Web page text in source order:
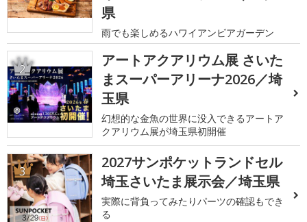
県
雨でも楽しめるハワイアンビアガーデン
2
アートアクアリウム展 さいた
まスーパーアリーナ2026／埼
玉県
幻想的な金魚の世界に没入できるアートア
クアリウム展が埼玉県初開催
3
2027サンポケットランドセル
埼玉さいたま展示会／埼玉県
実際に背負ってみたりパーツの確認もでき
る